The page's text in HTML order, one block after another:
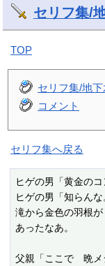
セリフ集/
TOP
セリフ集/地
コメント
セリフ集へ戻る
ヒゲの男「黄金のコ
ヒゲの男「知らん
滝から金色の羽根
あったなあ。
父親「ここで　晩